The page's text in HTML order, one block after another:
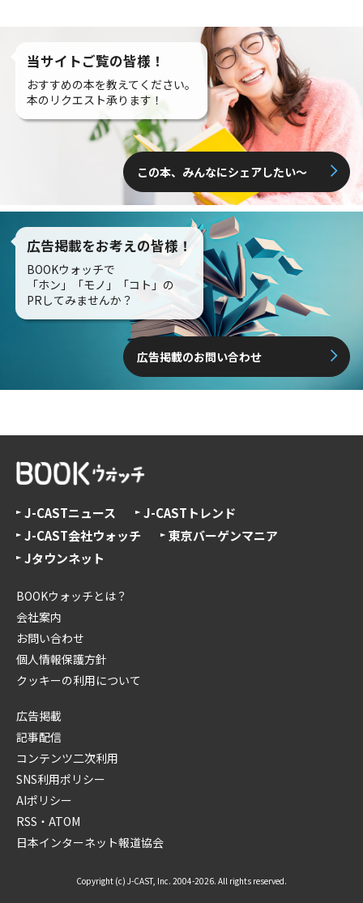
当サイトご覧の皆様！
おすすめの本を教えてください。
本のリクエスト承ります！
この本、みんなにシェアしたい〜
広告掲載をお考えの皆様！
BOOKウォッチで
「ホン」「モノ」「コト」の
PRしてみませんか？
広告掲載のお問い合わせ
J-CASTニュース
J-CASTトレンド
J-CAST会社ウォッチ
東京バーゲンマニア
Jタウンネット
BOOKウォッチとは？
会社案内
お問い合わせ
個人情報保護方針
クッキーの利用について
広告掲載
記事配信
コンテンツ二次利用
SNS利用ポリシー
AIポリシー
RSS・ATOM
日本インターネット報道協会
Copyright (c) J-CAST, Inc. 2004-2026. All rights reserved.